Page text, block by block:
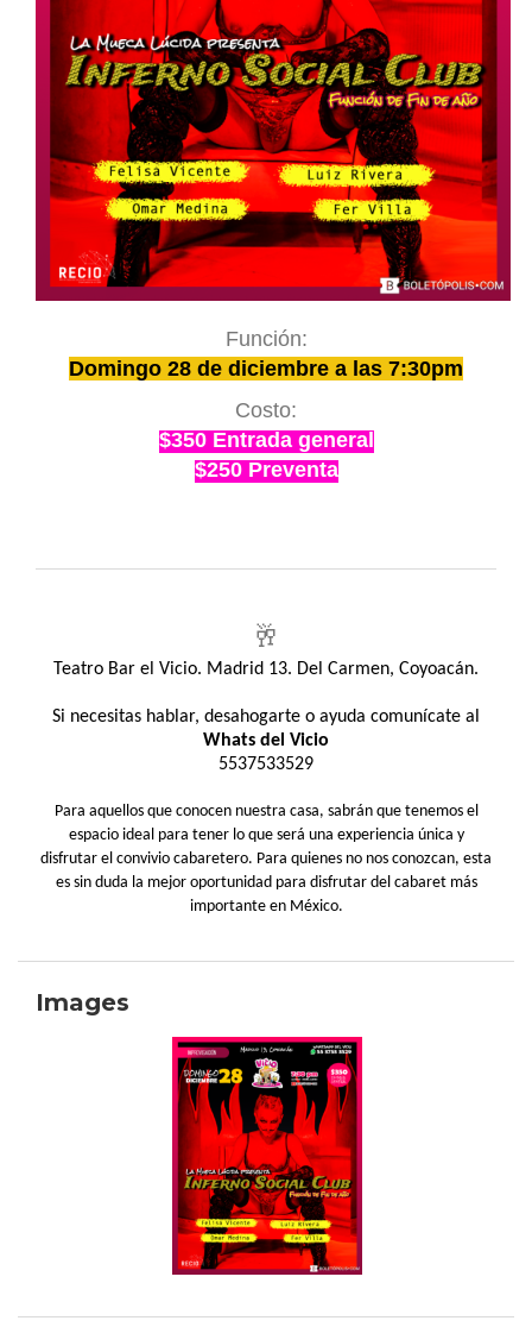
Función:
Domingo 28 de diciembre a las 7:30pm
Costo:
$350 Entrada general
$250 Preventa
🥂
Teatro Bar el Vicio. Madrid 13. Del Carmen, Coyoacán.
Si necesitas hablar, desahogarte o ayuda comunícate al
Whats del Vicio
5537533529
Para aquellos que conocen nuestra casa, sabrán que tenemos el
espacio ideal para tener lo que será una experiencia única y
disfrutar el convivio cabaretero. Para quienes no nos conozcan, esta
es sin duda la mejor oportunidad para disfrutar del cabaret más
importante en México.
Images